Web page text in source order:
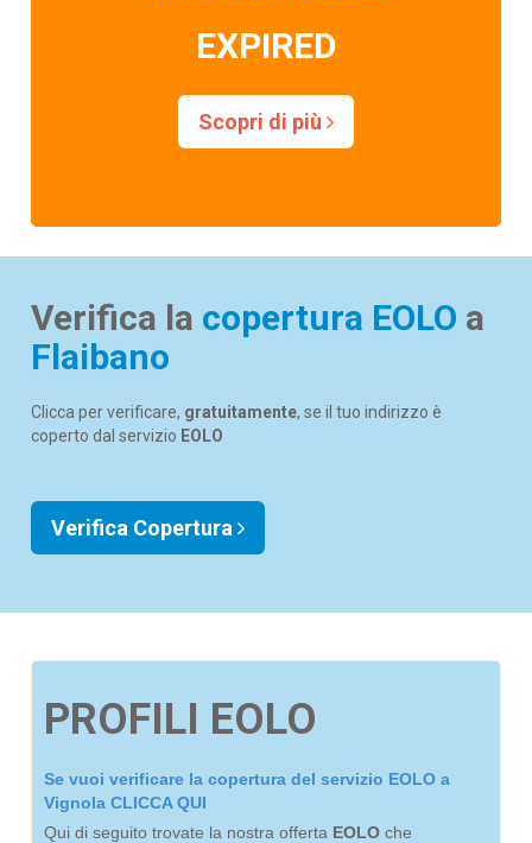
EXPIRED
Scopri di più
Verifica la copertura EOLO a
Flaibano
Clicca per verificare, gratuitamente, se il tuo indirizzo è
coperto dal servizio EOLO
Verifica Copertura
PROFILI EOLO
Se vuoi verificare la copertura del servizio EOLO a
Vignola CLICCA QUI
Qui di seguito trovate la nostra offerta EOLO che